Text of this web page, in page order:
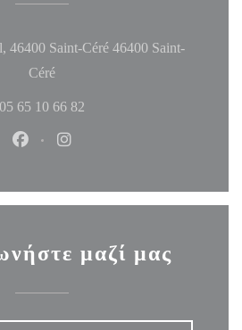
46400 Saint-Céré 46400 Saint-
Céré((ανοίγει σε νέο παράθυρο))
05 65 10 66 82
Facebook ((ανοίγει σε νέο
μαζί μας